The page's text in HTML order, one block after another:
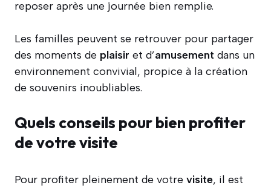
reposer après une journée bien remplie.
Les familles peuvent se retrouver pour partager
des moments de plaisir et d’amusement dans un
environnement convivial, propice à la création
de souvenirs inoubliables.
Quels conseils pour bien profiter
de votre visite
Pour profiter pleinement de votre visite, il est